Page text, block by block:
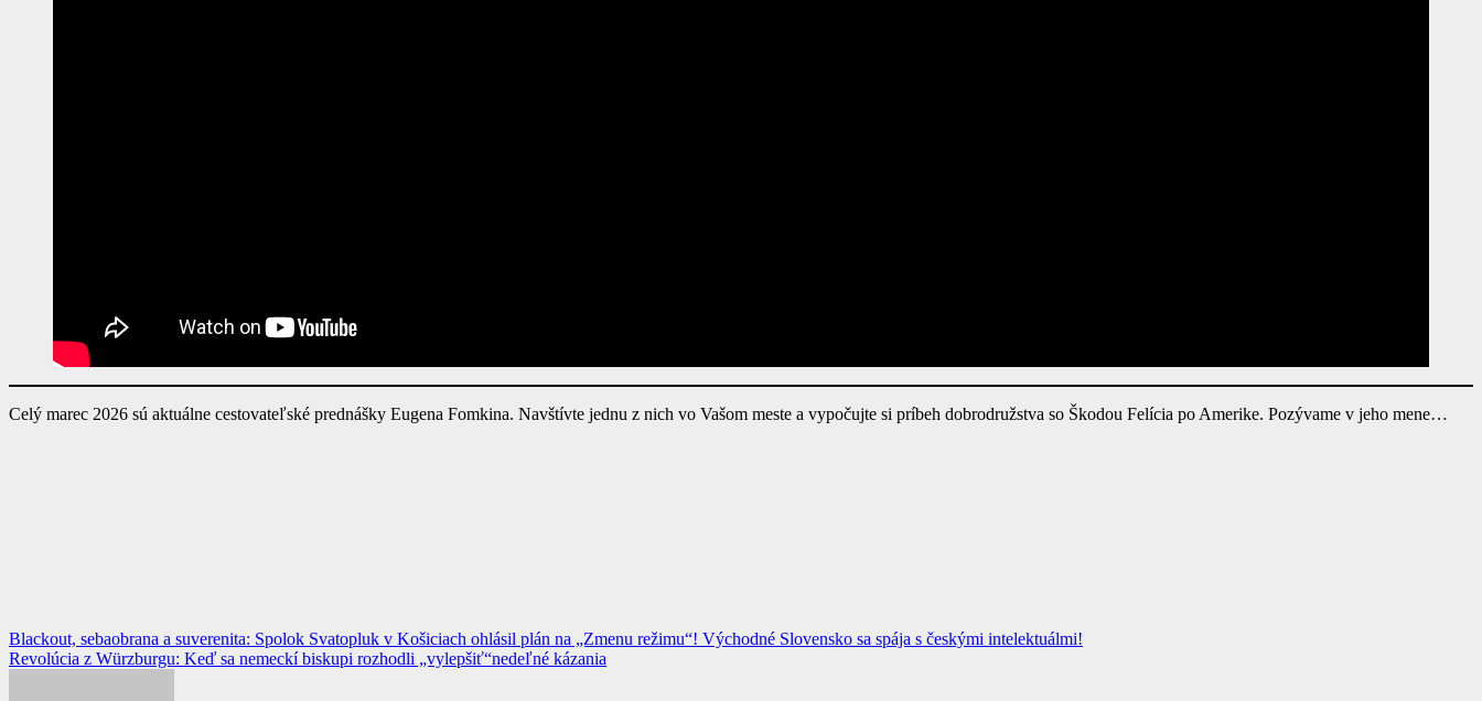
Celý marec 2026 sú aktuálne cestovateľské prednášky Eugena Fomkina. Navštívte jednu z nich vo Vašom meste a vypočujte si príbeh dobrodružstva so Škodou Felícia po Amerike. Pozývame v jeho mene…
Navigácia
v
Blackout, sebaobrana a suverenita: Spolok Svatopluk v Košiciach ohlásil plán na „Zmenu režimu“! Východné Slovensko sa spája s českými intelektuálmi!
Revolúcia z Würzburgu: Keď sa nemeckí biskupi rozhodli „vylepšiť“nedeľné kázania